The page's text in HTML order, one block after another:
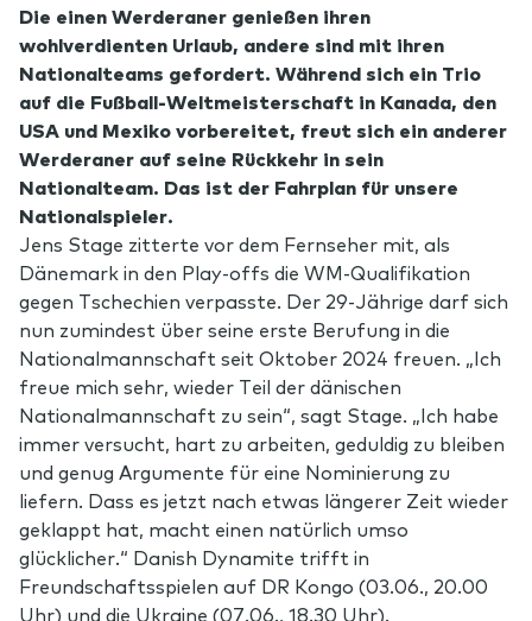
Die einen Werderaner genießen ihren
wohlverdienten Urlaub, andere sind mit ihren
Nationalteams gefordert. Während sich ein Trio
auf die Fußball-Weltmeisterschaft in Kanada, den
USA und Mexiko vorbereitet, freut sich ein anderer
Werderaner auf seine Rückkehr in sein
Nationalteam. Das ist der Fahrplan für unsere
Nationalspieler.
Jens Stage zitterte vor dem Fernseher mit, als
Dänemark in den Play-offs die WM-Qualifikation
gegen Tschechien verpasste. Der 29-Jährige darf sich
nun zumindest über seine erste Berufung in die
Nationalmannschaft seit Oktober 2024 freuen. „Ich
freue mich sehr, wieder Teil der dänischen
Nationalmannschaft zu sein“, sagt Stage. „Ich habe
immer versucht, hart zu arbeiten, geduldig zu bleiben
und genug Argumente für eine Nominierung zu
liefern. Dass es jetzt nach etwas längerer Zeit wieder
geklappt hat, macht einen natürlich umso
glücklicher.“ Danish Dynamite trifft in
Freundschaftsspielen auf DR Kongo (03.06., 20.00
Uhr) und die Ukraine (07.06., 18.30 Uhr).